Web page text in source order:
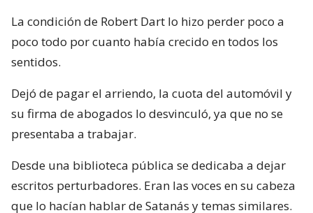
La condición de Robert Dart lo hizo perder poco a
poco todo por cuanto había crecido en todos los
sentidos.
Dejó de pagar el arriendo, la cuota del automóvil y
su firma de abogados lo desvinculó, ya que no se
presentaba a trabajar.
Desde una biblioteca pública se dedicaba a dejar
escritos perturbadores. Eran las voces en su cabeza
que lo hacían hablar de Satanás y temas similares.